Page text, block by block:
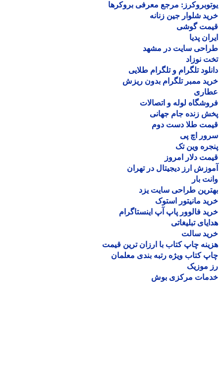
مرجع معرفی بروکرها
شلوار جین زنانه
گوشی
پدیا
سایت در مشهد
نوزاد
تلگرام و تلگرام طلایی
ممبر تلگرام بدون ریزش
لوله و اتصالات
زنده جام جهانی
طلا دست دوم
اچ پی
وین تک
دلار امروز
ارز دیجیتال در تهران
بار
طراحی سایت یزد
مانیتور استوک
فالوور پاپ آپ اینستاگرام
تبلیغاتی
سالت
چاپ کتاب با ارزان ترین قیمت
کتاب ویژه رتبه بندی معلمان
موزیک
مرکزی بوش